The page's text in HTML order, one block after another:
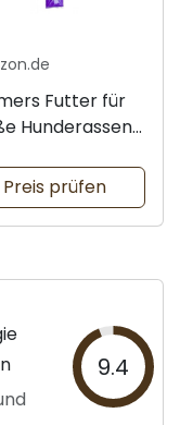
Futter für
Hunderassen
Preis prüfen
9.4